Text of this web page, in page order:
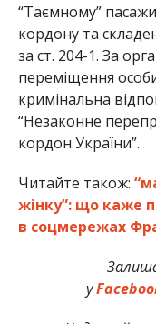
“Таємному”
кордону та
за ст. 204-1. За
переміщення
кримінальна
“Незаконне
кордон України”.
Читайте також:
жінку”: що каже
в соцмережах
у